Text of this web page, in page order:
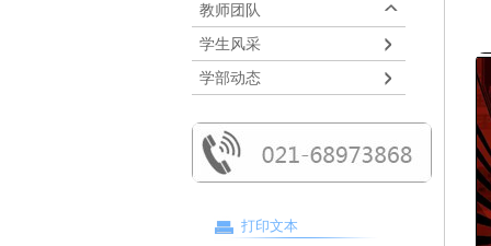
教师团队
学生风采
学部动态
打印文本